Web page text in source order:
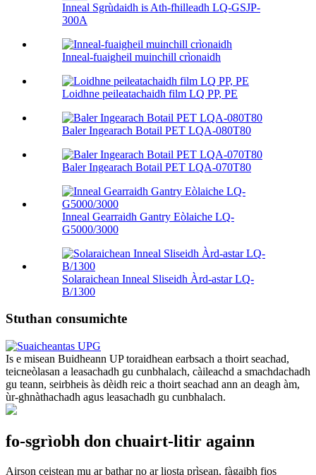
Inneal Sgrùdaidh is Ath-fhilleadh LQ-GSJP-
300A
Inneal-fuaigheil muinchill crìonaidh
Loidhne peileatachaidh film LQ PP, PE
Baler Ingearach Botail PET LQA-080T80
Baler Ingearach Botail PET LQA-070T80
Inneal Gearraidh Gantry Eòlaiche LQ-
G5000/3000
Solaraichean Inneal Sliseidh Àrd-astar LQ-
B/1300
Stuthan consumichte
Is e misean Buidheann UP toraidhean earbsach a thoirt seachad,
teicneòlasan a leasachadh gu cunbhalach, càileachd a smachdachadh
gu teann, seirbheis às dèidh reic a thoirt seachad ann an deagh àm,
ùr-ghnàthachadh agus leasachadh gu cunbhalach.
fo-sgrìobh don chuairt-litir againn
Airson ceistean mu ar bathar no ar liosta prìsean, fàgaibh fios